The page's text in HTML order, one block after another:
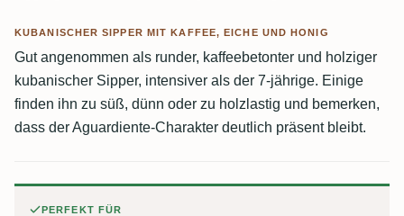
KUBANISCHER SIPPER MIT KAFFEE, EICHE UND HONIG
Gut angenommen als runder, kaffeebetonter und holziger
kubanischer Sipper, intensiver als der 7-jährige. Einige
finden ihn zu süß, dünn oder zu holzlastig und bemerken,
dass der Aguardiente-Charakter deutlich präsent bleibt.
PERFEKT FÜR